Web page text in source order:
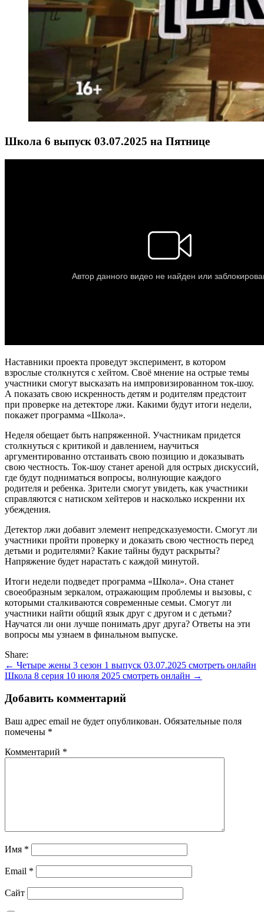
Школа 6 выпуск 03.07.2025 на Пятнице
Наставники проекта проведут эксперимент, в котором
взрослые столкнутся с хейтом. Своё мнение на острые темы
участники смогут высказать на импровизированном ток-шоу.
А показать свою искренность детям и родителям предстоит
при проверке на детекторе лжи. Какими будут итоги недели,
покажет программа «Школа».
Неделя обещает быть напряженной. Участникам придется
столкнуться с критикой и давлением, научиться
аргументированно отстаивать свою позицию и доказывать
свою честность. Ток-шоу станет ареной для острых дискуссий,
где будут подниматься вопросы, волнующие каждого
родителя и ребенка. Зрители смогут увидеть, как участники
справляются с натиском хейтеров и насколько искренни их
убеждения.
Детектор лжи добавит элемент непредсказуемости. Смогут ли
участники пройти проверку и доказать свою честность перед
детьми и родителями? Какие тайны будут раскрыты?
Напряжение будет нарастать с каждой минутой.
Итоги недели подведет программа «Школа». Она станет
своеобразным зеркалом, отражающим проблемы и вызовы, с
которыми сталкиваются современные семьи. Смогут ли
участники найти общий язык друг с другом и с детьми?
Научатся ли они лучше понимать друг друга? Ответы на эти
вопросы мы узнаем в финальном выпуске.
Share:
Навигация
по
записям
← Четыре жены 3 сезон 1 выпуск 03.07.2025 смотреть онлайн
Школа 8 серия 10 июля 2025 смотреть онлайн →
Добавить комментарий
Ваш адрес email не будет опубликован. Обязательные поля
помечены *
Комментарий *
Имя *
Email *
Сайт